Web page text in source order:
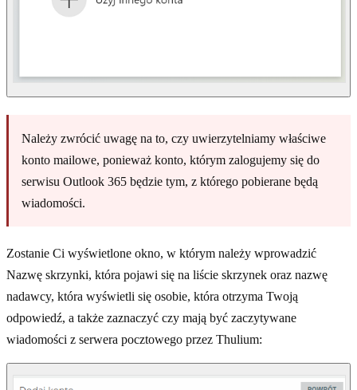
Należy zwrócić uwagę na to, czy uwierzytelniamy właściwe
konto mailowe, ponieważ konto, którym zalogujemy się do
serwisu Outlook 365 będzie tym, z którego pobierane będą
wiadomości.
Zostanie Ci wyświetlone okno, w którym należy wprowadzić
Nazwę skrzynki, która pojawi się na liście skrzynek oraz nazwę
nadawcy, która wyświetli się osobie, która otrzyma Twoją
odpowiedź, a także zaznaczyć czy mają być zaczytywane
wiadomości z serwera pocztowego przez Thulium: